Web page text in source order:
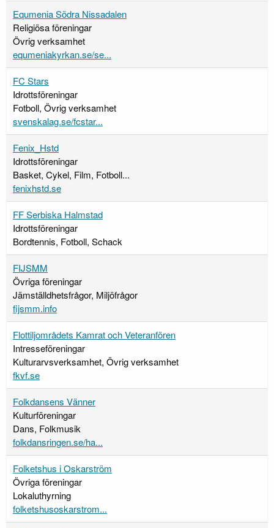
Equmenia Södra Nissadalen
Religiösa föreningar
Övrig verksamhet
equmeniakyrkan.se/se...
FC Stars
Idrottsföreningar
Fotboll, Övrig verksamhet
svenskalag.se/fcstar...
Fenix_Hstd
Idrottsföreningar
Basket, Cykel, Film, Fotboll...
fenixhstd.se
FF Serbiska Halmstad
Idrottsföreningar
Bordtennis, Fotboll, Schack
FIJSMM
Övriga föreningar
Jämställdhetsfrågor, Miljöfrågor
fijsmm.info
Flottiljområdets Kamrat och Veteranfören
Intresseföreningar
Kulturarvsverksamhet, Övrig verksamhet
fkvf.se
Folkdansens Vänner
Kulturföreningar
Dans, Folkmusik
folkdansringen.se/ha...
Folketshus i Oskarström
Övriga föreningar
Lokaluthyrning
folketshusoskarstrom...